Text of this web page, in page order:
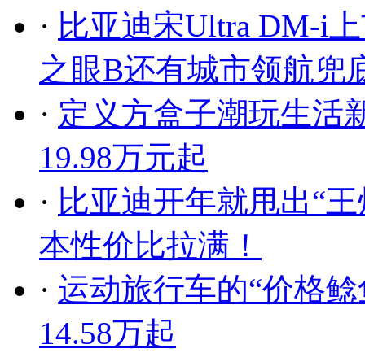
· 比亚迪宋Ultra DM-i
之眼B还有城市领航兜
· 定义方盒子潮玩生活
19.98万元起
· 比亚迪开年就甩出“
本性价比拉满！
· 运动旅行车的“价格
14.58万起